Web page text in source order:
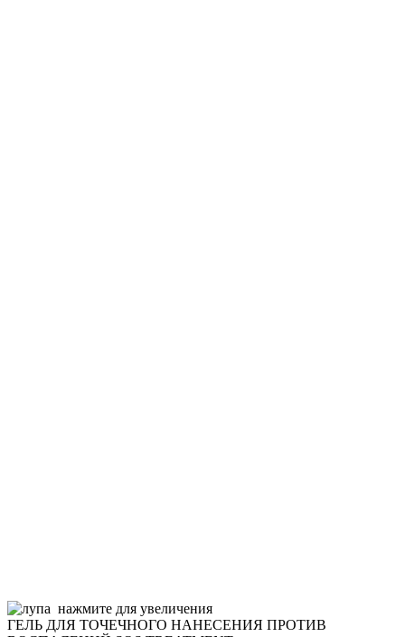
нажмите для увеличения
ГЕЛЬ ДЛЯ ТОЧЕЧНОГО НАНЕСЕНИЯ ПРОТИВ